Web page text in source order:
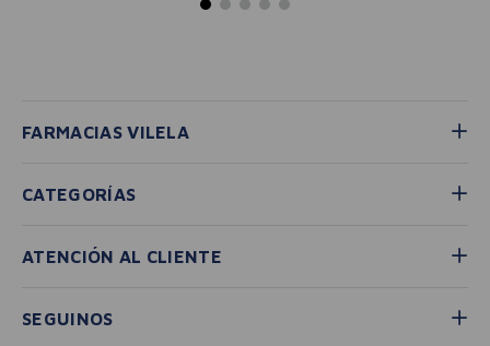
FARMACIAS VILELA
CATEGORÍAS
ATENCIÓN AL CLIENTE
SEGUINOS